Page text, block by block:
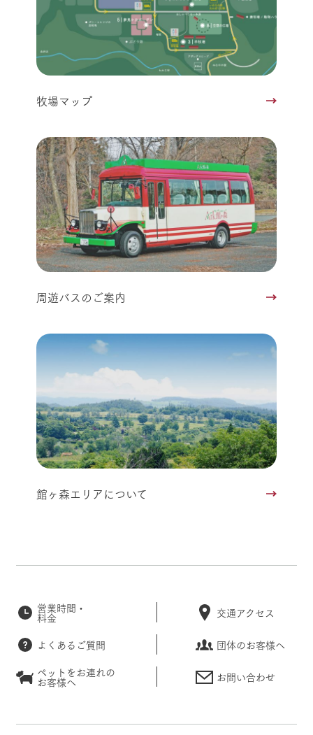
牧場マップ
周遊バスのご案内
館ヶ森エリアについて
営業時間・
料金 交通アクセス
よくあるご質問
団体のお客様へ
ペットをお連れの
お客様へ お問い合わせ